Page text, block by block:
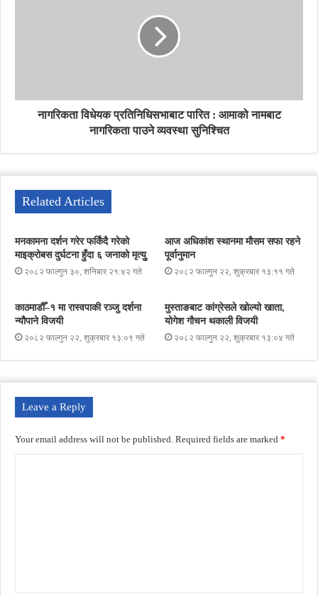
नागरिकता विधेयक प्रतिनिधिसभाबाट पारित : आमाको नामबाट
नागरिकता पाउने व्यवस्था सुनिश्चित
Related Articles
मनकामना दर्शन गरेर फर्किंदै गरेको
माइक्रोबस दुर्घटना हुँदा ६ जनाको मृत्युु
२०८२ फाल्गुन ३०, शनिबार २१:४२ गते
आज अधिकांश स्थानमा मौसम सफा रहने
पूर्वानुमान
२०८२ फाल्गुन २२, शुक्रबार १३:११ गते
काठमाडौँ–१ मा रास्वपाकी रञ्जु दर्शना
न्यौपाने विजयी
२०८२ फाल्गुन २२, शुक्रबार १३:०९ गते
मुस्ताङबाट कांग्रेसले खोल्यो खाता,
योगेश गौचन थकाली विजयी
२०८२ फाल्गुन २२, शुक्रबार १३:०४ गते
Leave a Reply
Your email address will not be published. Required fields are marked *